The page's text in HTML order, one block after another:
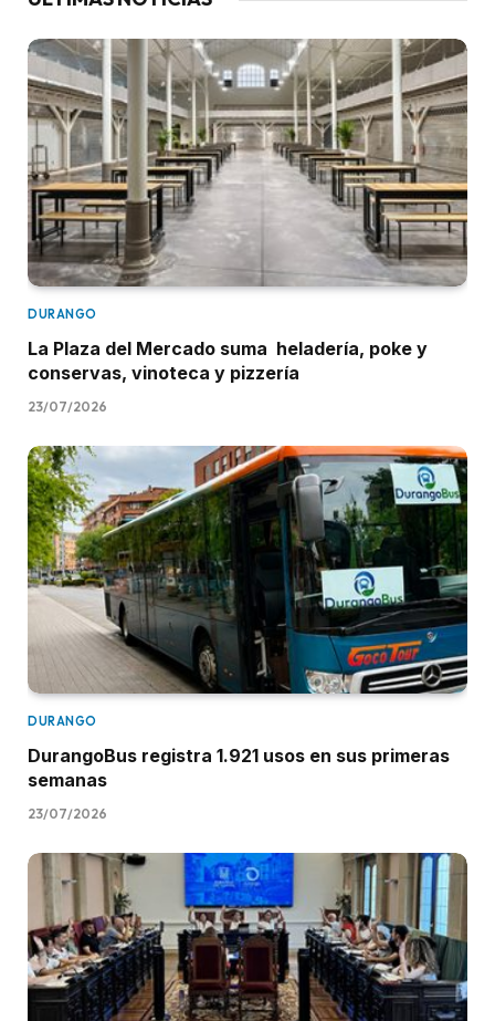
DURANGO
La Plaza del Mercado suma heladería, poke y
conservas, vinoteca y pizzería
23/07/2026
DURANGO
DurangoBus registra 1.921 usos en sus primeras
semanas
23/07/2026